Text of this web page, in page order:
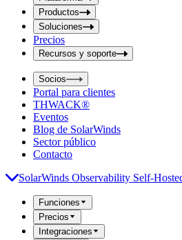
t
S
e
a
r
c
h
b
o
x
Productos
Soluciones
Precios
Recursos y soporte
Socios
Portal para clientes
THWACK®
Eventos
Blog de SolarWinds
Sector público
Contacto
SolarWinds Observability Self-
Funciones
Precios
Integraciones